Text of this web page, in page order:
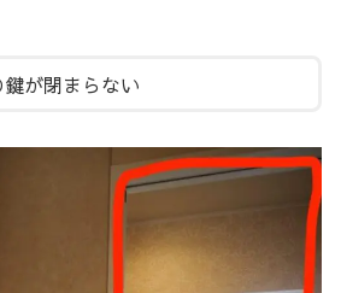
が閉まらない